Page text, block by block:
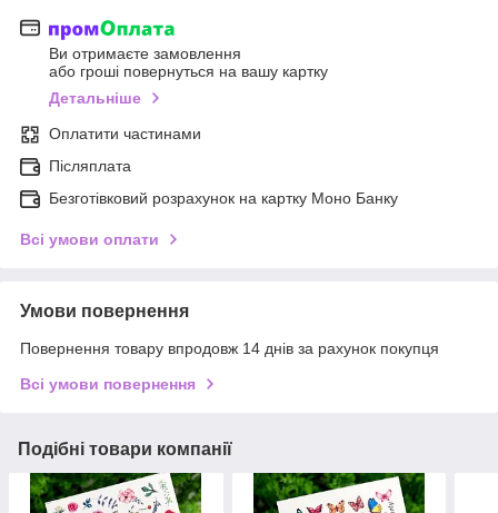
Ви отримаєте замовлення
або гроші повернуться на вашу картку
Детальніше
Оплатити частинами
Післяплата
Безготівковий розрахунок на картку Моно Банку
Всі умови оплати
Умови повернення
Повернення товару впродовж 14 днів за рахунок покупця
Всі умови повернення
Подібні товари компанії